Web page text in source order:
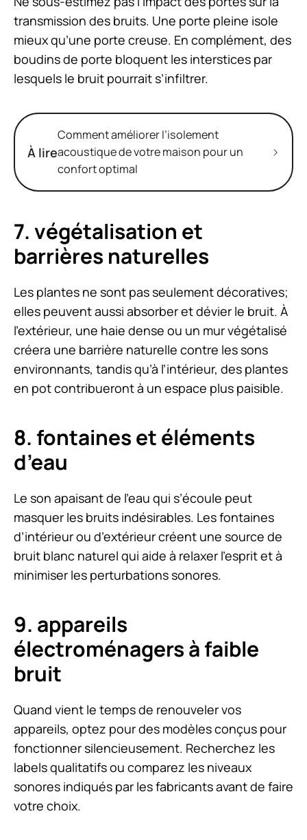
transmission des bruits. Une porte pleine isole
mieux qu’une porte creuse. En complément, des
boudins de porte bloquent les interstices par
lesquels le bruit pourrait s’infiltrer.
À lire
Comment améliorer l’isolement
acoustique de votre maison pour un
confort optimal
7. végétalisation et
barrières naturelles
Les plantes ne sont pas seulement décoratives;
elles peuvent aussi absorber et dévier le bruit. À
l’extérieur, une haie dense ou un mur végétalisé
créera une barrière naturelle contre les sons
environnants, tandis qu’à l’intérieur, des plantes
en pot contribueront à un espace plus paisible.
8. fontaines et éléments
d’eau
Le son apaisant de l’eau qui s’écoule peut
masquer les bruits indésirables. Les fontaines
d’intérieur ou d’extérieur créent une source de
bruit blanc naturel qui aide à relaxer l’esprit et à
minimiser les perturbations sonores.
9. appareils
électroménagers à faible
bruit
Quand vient le temps de renouveler vos
appareils, optez pour des modèles conçus pour
fonctionner silencieusement. Recherchez les
labels qualitatifs ou comparez les niveaux
sonores indiqués par les fabricants avant de faire
votre choix.